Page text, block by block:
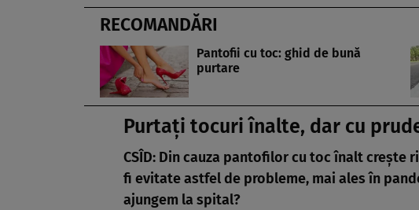
RECOMANDĂRI
Pantofii cu toc: ghid de bună
purtare
Purtaţi tocuri înalte, dar cu
CSÎD: Din cauza pantofilor cu toc înalt creşte
fi evitate astfel de probleme, mai ales în
ajungem la spital?